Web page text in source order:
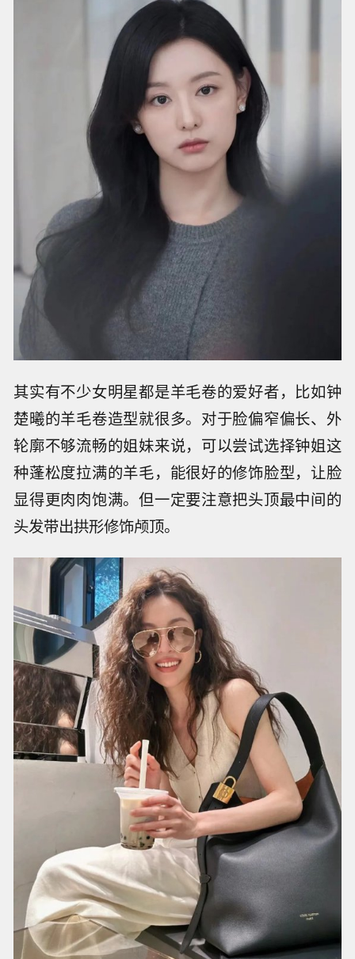
其实有不少女明星都是羊毛卷的爱好者，比如钟
楚曦的羊毛卷造型就很多。对于脸偏窄偏长、外
轮廓不够流畅的姐妹来说，可以尝试选择钟姐这
种蓬松度拉满的羊毛，能很好的修饰脸型，让脸
显得更肉肉饱满。但一定要注意把头顶最中间的
头发带出拱形修饰颅顶。